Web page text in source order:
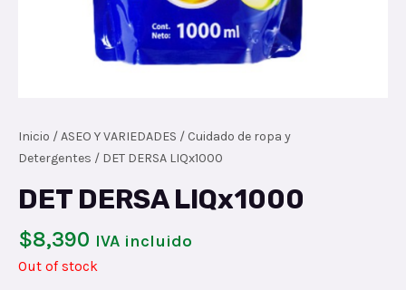
Inicio /ASEO Y VARIEDADES / Cuidado de ropa y
Detergentes / DET DERSA LIQx1000
DET DERSA LIQx1000
$8,390 IVA incluido
Out of stock